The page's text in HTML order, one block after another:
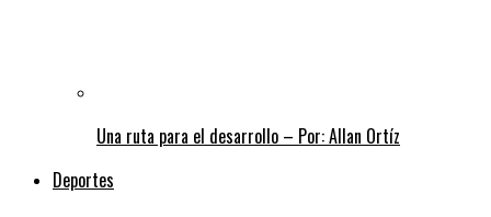
Una ruta para el desarrollo – Por: Allan Ortíz
Deportes